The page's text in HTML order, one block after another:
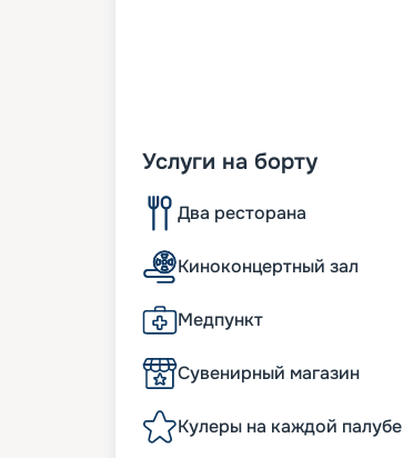
Услуги на борту
Два ресторана
Киноконцертный зал
Медпункт
Сувенирный магазин
Кулеры на каждой палубе